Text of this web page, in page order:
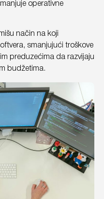
operativne
način na koji
smanjujući troškove
preduzećima da razvijaju
budžetima.